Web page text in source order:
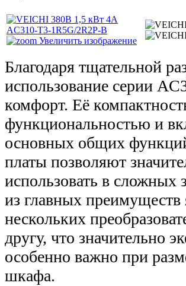
Увеличить изображение
Благодаря тщательной
использование серии
комфорт. Её
функциональностью и
основных общих
платы позволяют
использовать в сложных
из главных преимуществ
нескольких
другу, что значительно
особенно важно при
шкафа.